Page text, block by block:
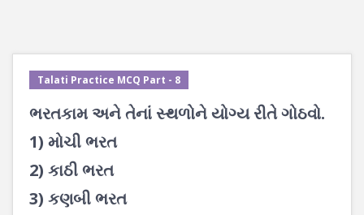
Talati Practice MCQ Part - 8
ભરતકામ અને તેનાં સ્થળોને યોગ્ય રીતે ગોઠવો.
1) મોચી ભરત
2) કાઠી ભરત
3) કણબી ભરત